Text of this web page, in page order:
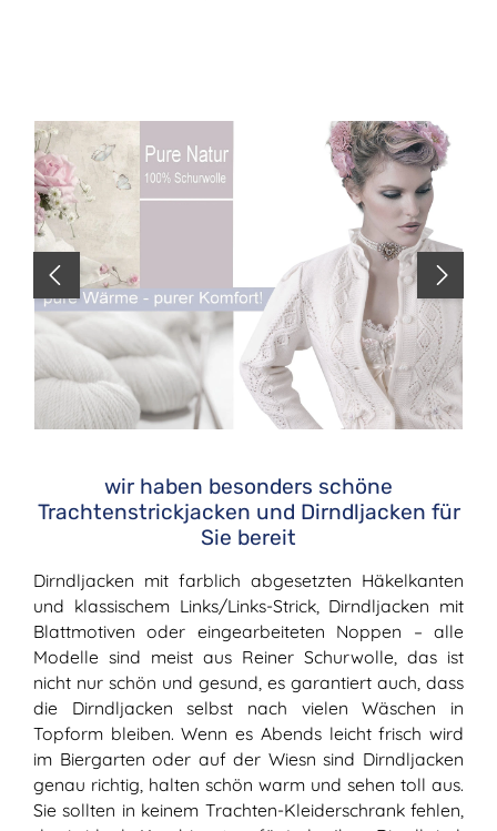
Bildergalerie überspringen
wir haben besonders schöne
Trachtenstrickjacken und Dirndljacken für
Sie bereit
Dirndljacken mit farblich abgesetzten Häkelkanten
und klassischem Links/Links-Strick, Dirndljacken mit
Blattmotiven oder eingearbeiteten Noppen – alle
Modelle sind meist aus Reiner Schurwolle, das ist
nicht nur schön und gesund, es garantiert auch, dass
die Dirndljacken selbst nach vielen Wäschen in
Topform bleiben. Wenn es Abends leicht frisch wird
im Biergarten oder auf der Wiesn sind Dirndljacken
genau richtig, halten schön warm und sehen toll aus.
Sie sollten in keinem Trachten-Kleiderschrank fehlen,